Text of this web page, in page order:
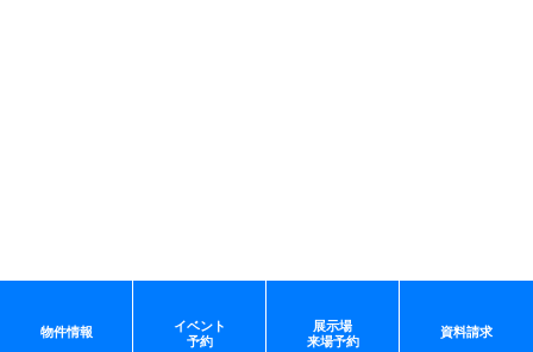
物件情報
イベント
予約
展示場
来場予約
資料請求